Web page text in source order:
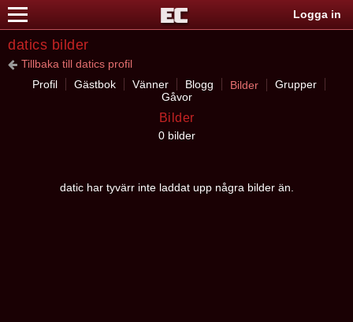
Logga in
datics bilder
Tillbaka till datics profil
Profil
Gästbok Vänner Blogg Bilder
Grupper
Gåvor
Bilder
0 bilder
datic har tyvärr inte laddat upp några bilder än.